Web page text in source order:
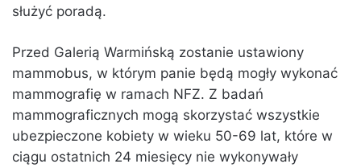
służyć poradą.
Przed Galerią Warmińską zostanie ustawiony
mammobus, w którym panie będą mogły wykonać
mammografię w ramach NFZ. Z badań
mammograficznych mogą skorzystać wszystkie
ubezpieczone kobiety w wieku 50-69 lat, które w
ciągu ostatnich 24 miesięcy nie wykonywały